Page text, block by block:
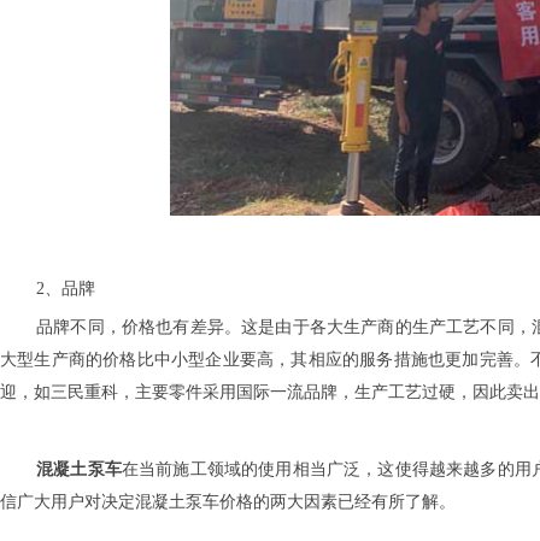
2、品牌
品牌不同，价格也有差异。这是由于各大生产商的生产工艺不同，
大型生产商的价格比中小型企业要高，其相应的服务措施也更加完善
迎，如三民重科 ，主要零件采用国际一流品牌，生产工艺过硬，因此卖
混凝土泵车在当前施工领域的使用相当广泛，这使得越来越多的用
信广大用户对决定混凝土泵车价格的两大因素已经有所了解。